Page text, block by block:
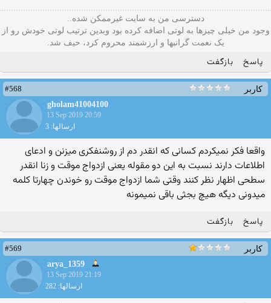
دسترسی من به سایت غیرممکن شده..
وجود من خیلی چیزها به لوتی اضافه کرده بود وبدین ترتیب لوتی خودش رو از
یک نعمت گرانبها و ارزشمند محروم کرد، حیف شد.
پاسخ بازگفت
کاربر
#568
gholam41004100
13 Sep 2019 20:59
ارسالها: 3
واقعا فکر نمیکردم کسانی که انقدر دم از روشنفکری میزنن و ادعای
اطلاعات دارند نسبت به این دو مقوله یعنی ازدواج موقت و زنا انقدر
سطحی اظهار نظر کنند وقتی شما ازدواج موقت رو خوندن چهارتا کلمه
میدونی دیگه هیچ بجثی باقی نمیمونه
پاسخ بازگفت
کاربر
#569
arya_1359
13 Sep 2019 21:19
ارسالها: 282